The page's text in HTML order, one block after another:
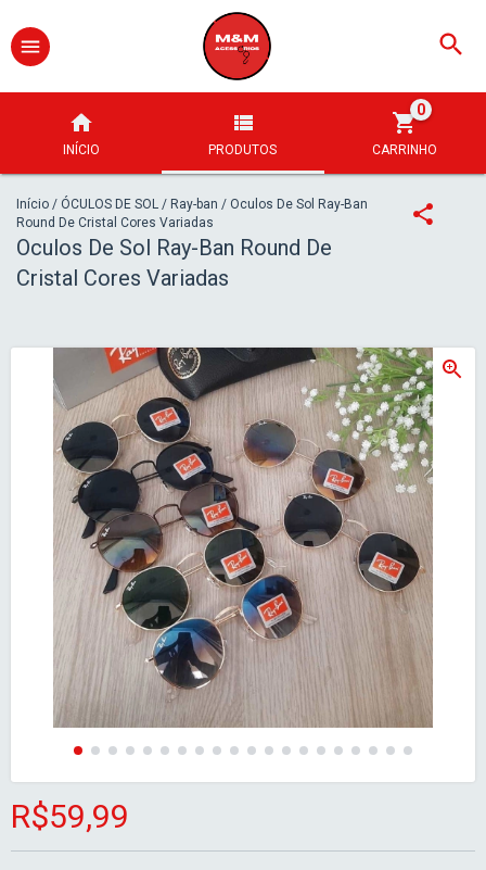
INÍCIO PRODUTOS CARRINHO
0
Início / ÓCULOS DE SOL / Ray-ban / Oculos De Sol Ray-Ban
Round De Cristal Cores Variadas
Oculos De Sol Ray-Ban Round De
Cristal Cores Variadas
R$59,99